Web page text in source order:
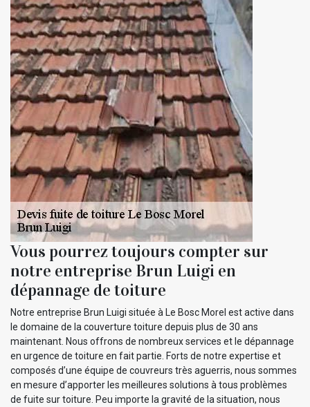
Vous pourrez toujours compter sur
notre entreprise Brun Luigi en
dépannage de toiture
Notre entreprise Brun Luigi située à Le Bosc Morel est active dans
le domaine de la couverture toiture depuis plus de 30 ans
maintenant. Nous offrons de nombreux services et le dépannage
en urgence de toiture en fait partie. Forts de notre expertise et
composés d’une équipe de couvreurs très aguerris, nous sommes
en mesure d’apporter les meilleures solutions à tous problèmes
de fuite sur toiture. Peu importe la gravité de la situation, nous